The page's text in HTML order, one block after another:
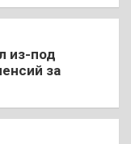
из-под
за